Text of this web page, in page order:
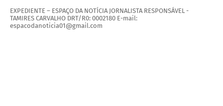
EXPEDIENTE – ESPAÇO DA NOTÍCIA JORNALISTA RESPONSÁVEL -
TAMIRES CARVALHO DRT/R0: 0002180 E-mail:
espacodanoticia01@gmail.com